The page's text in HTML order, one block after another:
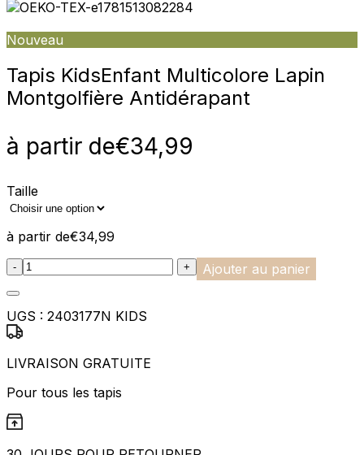
Nouveau
Tapis KidsEnfant Multicolore Lapin
Montgolfière Antidérapant
à partir de€34,99
Taille
à partir de€34,99
:product_name quantity
- + Ajouter au panier
UGS : 2403177N KIDS
LIVRAISON GRATUITE
Pour tous les tapis